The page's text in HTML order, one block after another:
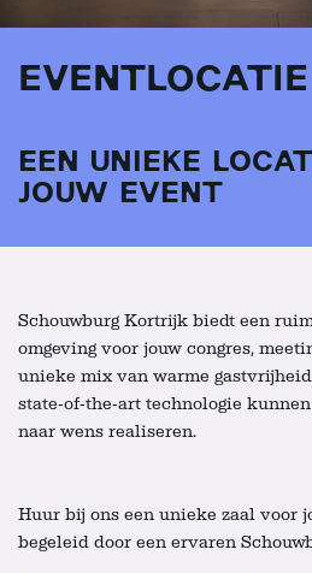
EVENTLOCATIE
EEN UNIEKE
JOUW EVENT
Schouwburg Kortrijk biedt een
omgeving voor jouw congres,
unieke mix van warme
state‑of‑the‑art technologie
naar wens realiseren.
Huur bij ons een unieke zaal voor
begeleid door een ervaren